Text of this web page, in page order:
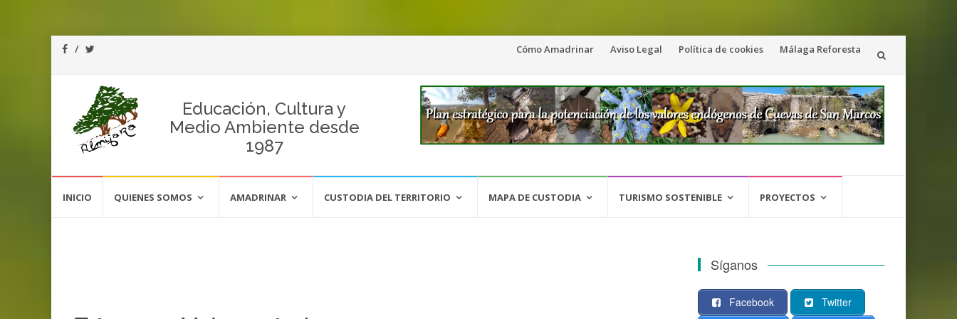
Saltar
contenido
Cómo Amadrinar Aviso Legal Política de cookies Málaga Reforesta
Educación, Cultura y
Medio Ambiente desde
1987
INICIO QUIENES SOMOS AMADRINAR CUSTODIA DEL TERRITORIO MAPA DE CUSTODIA TURISMO SOSTENIBLE PROYECTOS
Síganos
Facebook Twitter